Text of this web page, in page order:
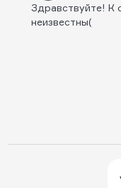
Здравствуйте! К
неизвестны(